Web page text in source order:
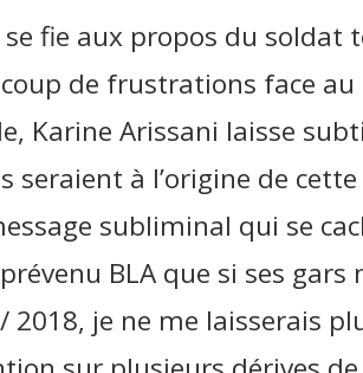
se fie aux propos du
de frustrations face
Karine Arissani laisse
seraient à l’origine de
subliminal qui se
BLA que si ses
2018, je ne me laisserais